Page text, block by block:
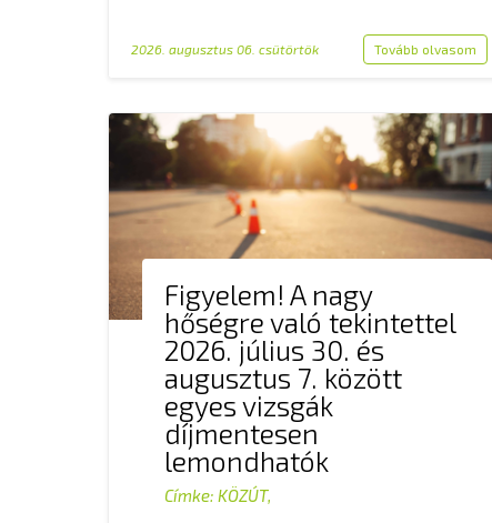
2026. augusztus 06. csütörtök Tovább olvasom
Figyelem! A nagy
hőségre való tekintettel
2026. július 30. és
augusztus 7. között
egyes vizsgák
díjmentesen
lemondhatók
Címke: KÖZÚT,